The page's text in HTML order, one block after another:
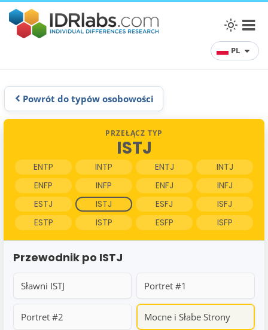
PL
Powrót do typów osobowości
PRZEŁĄCZ TYP
ISTJ
ENTP INTP ENTJ
INTJ
ENFP
INFP ENFJ
INFJ
ESTJ
ISTJ ESFJ
ISFJ
ESTP
ISTP ESFP ISFP
Przewodnik po ISTJ
Sławni ISTJ Portret #1
Portret #2 Mocne i Słabe Strony